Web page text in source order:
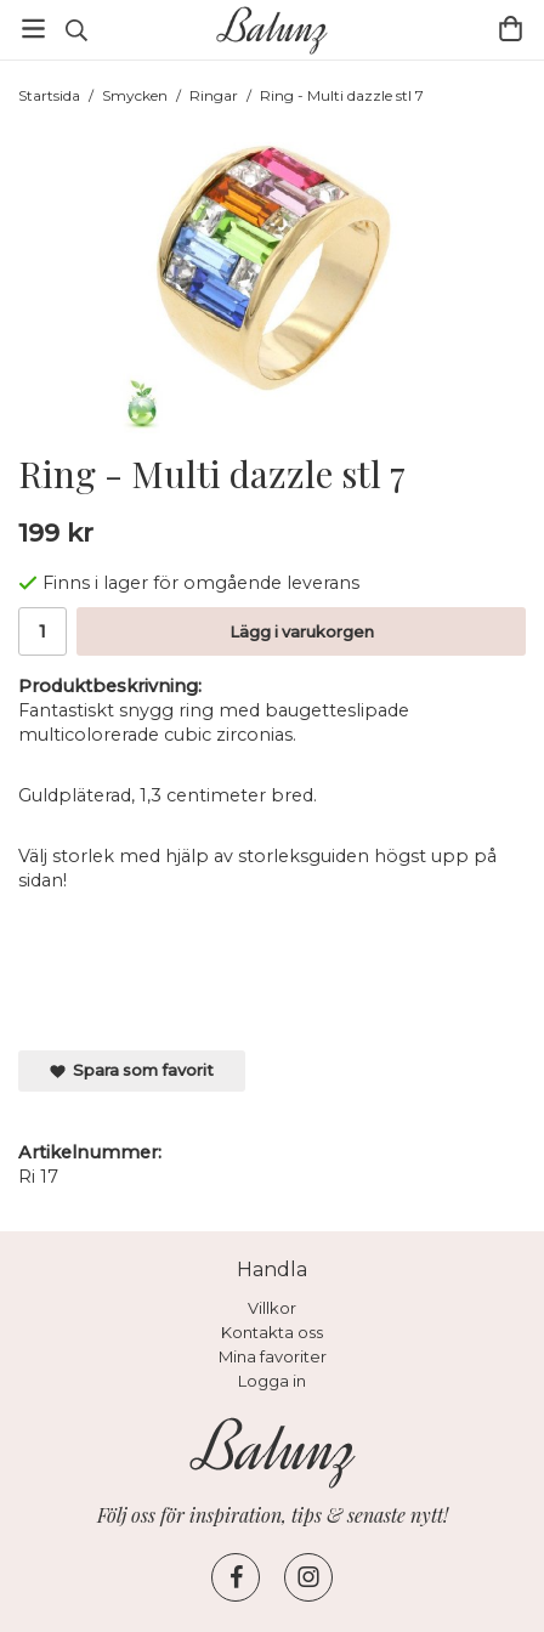
Startsida / Smycken / Ringar / Ring - Multi dazzle stl 7
Ring - Multi dazzle stl 7
199 kr
Finns i lager för omgående leverans
Lägg i varukorgen
Produktbeskrivning:
Fantastiskt snygg ring med baugetteslipade
multicolorerade cubic zirconias.
Guldpläterad, 1,3 centimeter bred.
Välj storlek med hjälp av storleksguiden högst upp på
sidan!
Spara som favorit
Artikelnummer:
Ri 17
Handla
Villkor
Kontakta oss
Mina favoriter
Logga in
Följ oss för inspiration, tips & senaste nytt!